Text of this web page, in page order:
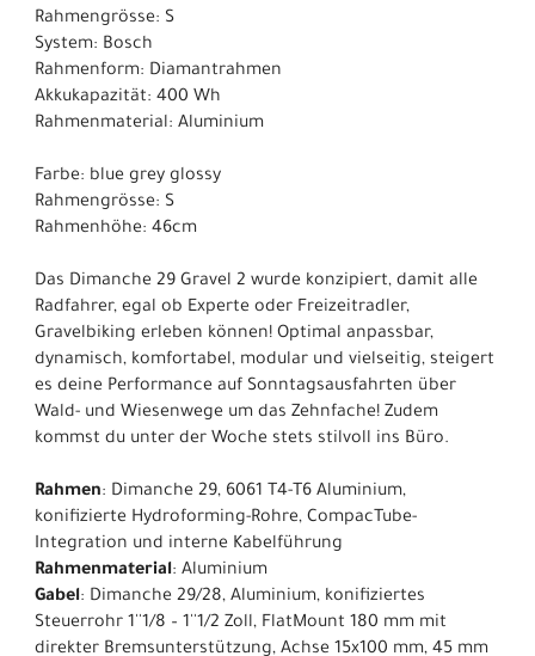
Rahmengrösse: S
System: Bosch
Rahmenform: Diamantrahmen
Akkukapazität: 400 Wh
Rahmenmaterial: Aluminium
Farbe: blue grey glossy
Rahmengrösse: S
Rahmenhöhe: 46cm
Das Dimanche 29 Gravel 2 wurde konzipiert, damit alle
Radfahrer, egal ob Experte oder Freizeitradler,
Gravelbiking erleben können! Optimal anpassbar,
dynamisch, komfortabel, modular und vielseitig, steigert
es deine Performance auf Sonntagsausfahrten über
Wald- und Wiesenwege um das Zehnfache! Zudem
kommst du unter der Woche stets stilvoll ins Büro.
Rahmen: Dimanche 29, 6061 T4-T6 Aluminium,
konifizierte Hydroforming-Rohre, CompacTube-
Integration und interne Kabelführung
Rahmenmaterial: Aluminium
Gabel: Dimanche 29/28, Aluminium, konifiziertes
Steuerrohr 1''1/8 – 1''1/2 Zoll, FlatMount 180 mm mit
direkter Bremsunterstützung, Achse 15x100 mm, 45 mm